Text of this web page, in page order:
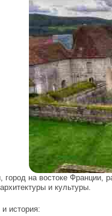
город на востоке Франции,
и культуры.
и история: